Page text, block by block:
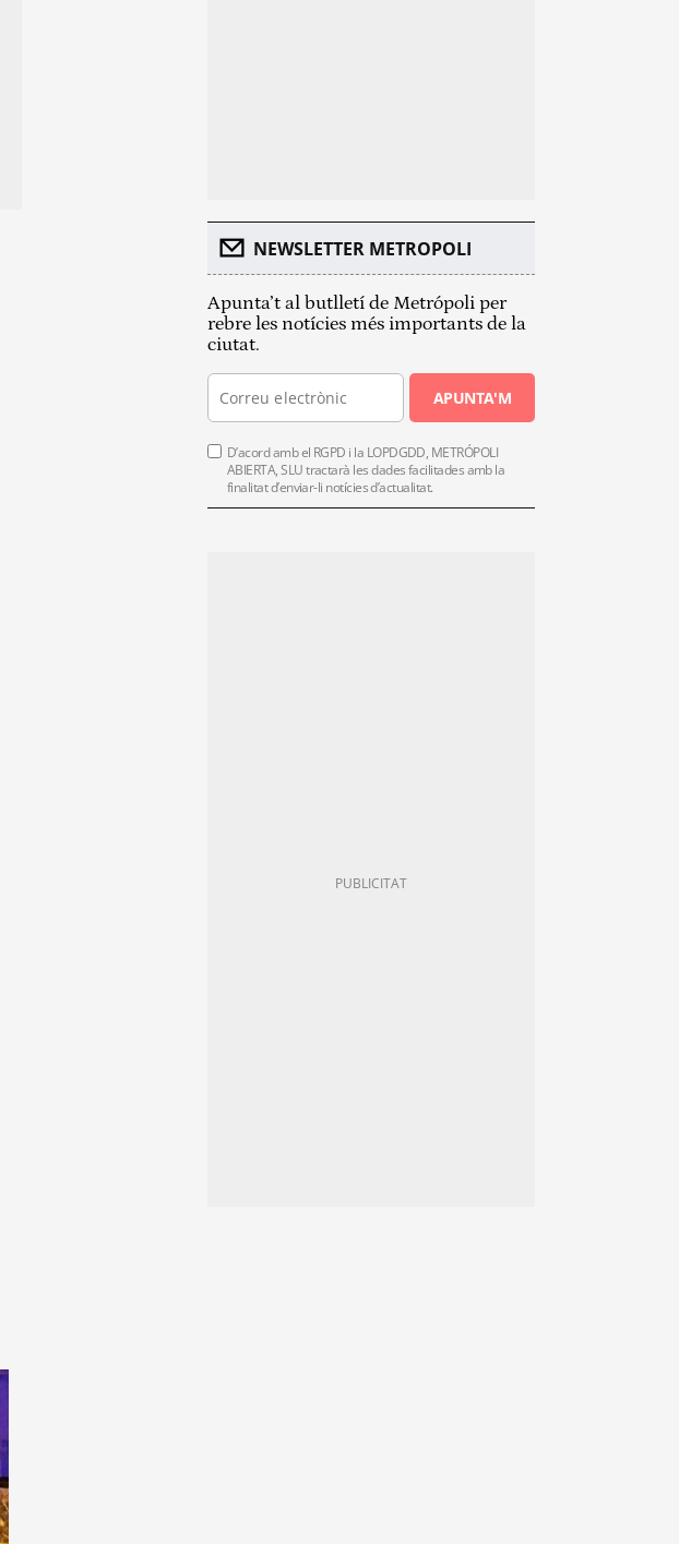
NEWSLETTER METROPOLI
Apunta’t al butlletí de Metrópoli per
rebre les notícies més importants de la
ciutat.
APUNTA'M
D’acord amb el RGPD i la LOPDGDD, METRÓPOLI
ABIERTA, SLU tractarà les dades facilitades amb la
finalitat d’enviar-li notícies d’actualitat.